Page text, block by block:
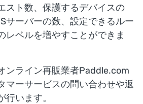
スト数、保護するデバイスの
サーバーの数、設定できるルー
レベルを増やすことができま
ンライン再販業者Paddle.com
マーサービスの問い合わせや返
います。